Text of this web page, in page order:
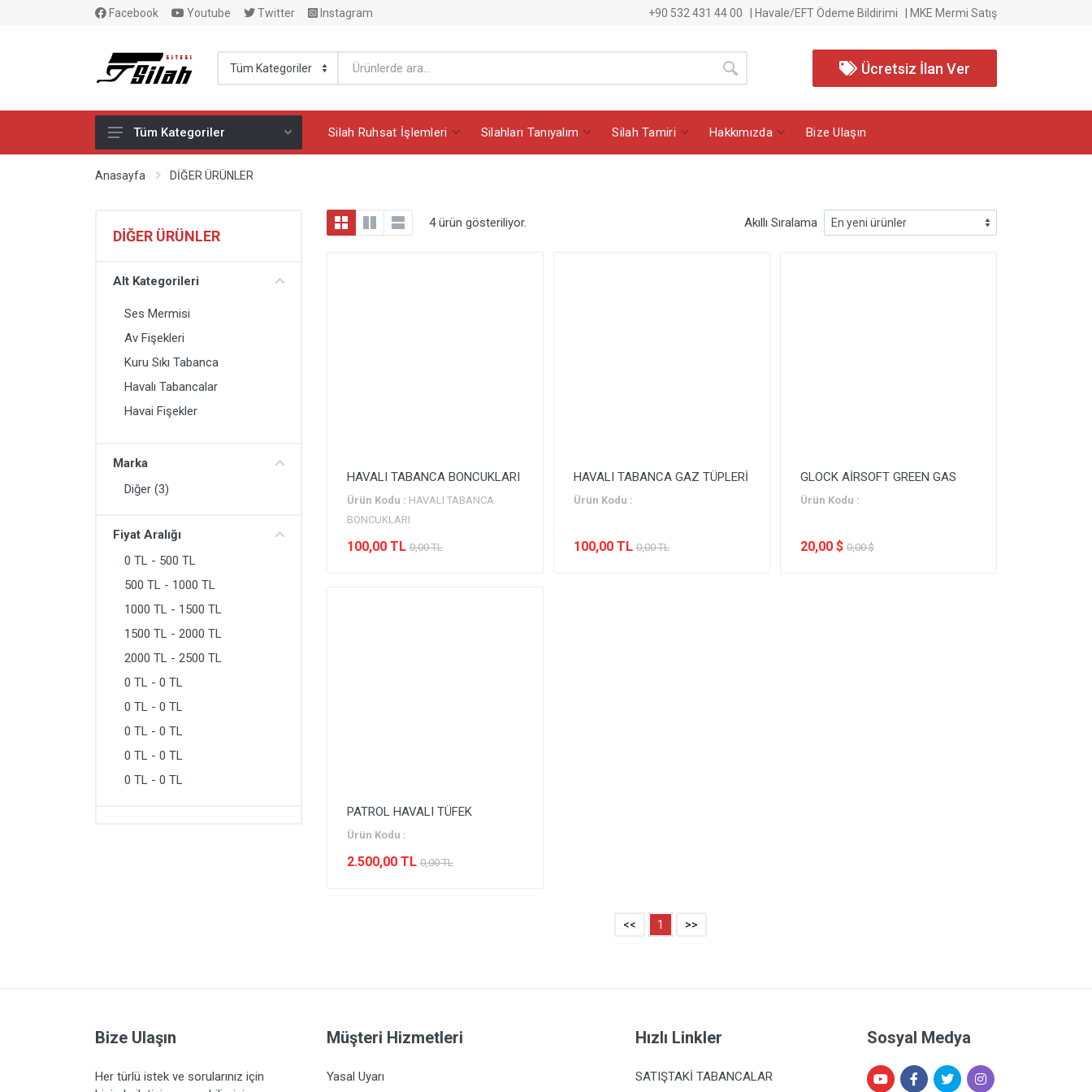
Facebook Youtube Twitter Instagram +90 532 431 44 00 Havale/EFT Ödeme Bildirimi MKE Mermi Satış
Ücretsiz İlan Ver
SATIŞTAKİ TABANCALAR
SİLAH AKSESUARLARI
YİVSİZ AV TÜFEKLERİ
YİVLİ AV TÜFEKLERİ
GAZ TABANCALARI
SİLAH PERMİ HAKKI
KAMP MALZEMELERİ
Tüm Kategoriler Silah Ruhsat İşlemleri Silahları Tanıyalım Silah Tamiri Hakkımızda Bize Ulaşın
Anasayfa DİĞER ÜRÜNLER
DİĞER ÜRÜNLER
Alt Kategorileri
Ses Mermisi
Av Fişekleri
Kuru Sıkı Tabanca
Havalı Tabancalar
Havai Fişekler
Marka
Diğer (3)
Fiyat Aralığı
0 TL - 500 TL
500 TL - 1000 TL
1000 TL - 1500 TL
1500 TL - 2000 TL
2000 TL - 2500 TL
0 TL - 0 TL
0 TL - 0 TL
0 TL - 0 TL
0 TL - 0 TL
0 TL - 0 TL
4 ürün gösteriliyor. Akıllı Sıralama
HAVALI TABANCA BONCUKLARI
Ürün Kodu : HAVALI TABANCA
BONCUKLARI
100,00 TL 0,00 TL
HAVALI TABANCA GAZ TÜPLERİ
Ürün Kodu :
100,00 TL 0,00 TL
GLOCK AİRSOFT GREEN GAS
Ürün Kodu :
20,00 $ 0,00 $
PATROL HAVALI TÜFEK
Ürün Kodu :
2.500,00 TL 0,00 TL
<< 1 >>
Bize Ulaşın
Her türlü istek ve sorularınız için
Müşteri Hizmetleri
Yasal Uyarı
Hızlı Linkler
SATIŞTAKİ TABANCALAR
Sosyal Medya